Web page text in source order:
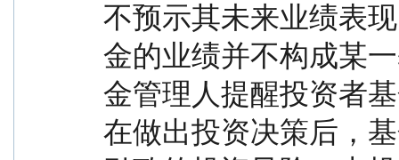
不预示其未来业绩表
金的业绩并不构成某
金管理人提醒投资者
在做出投资决策后，